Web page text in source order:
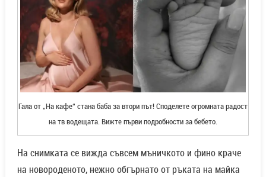
Гала от „На кафе“ стана баба за втори път! Споделете огромната радост
на тв водещата. Вижте първи подробности за бебето.
На снимката се вижда съвсем мъничкото и фино краче
на новороденото, нежно обгърнато от ръката на майка